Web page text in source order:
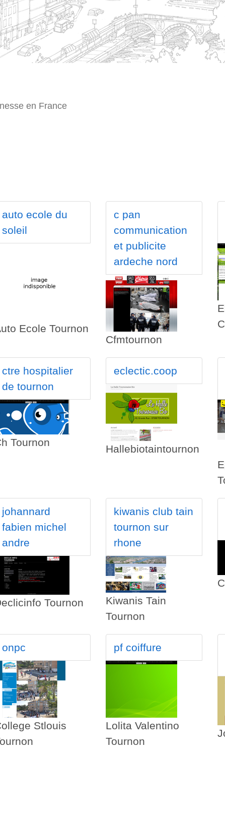
en France
auto ecole du
soleil
Ecole Tournon
c pan
communication
et publicite
ardeche nord
Cfmtournon
ctre hospitalier
de tournon
Tournon
eclectic.coop
Hallebiotaintournon
johannard
fabien michel
andre
Tournon
kiwanis club tain
tournon sur
rhone
Kiwanis Tain
Tournon
onpc
Stlouis
pf coiffure
Lolita Valentino
Tournon